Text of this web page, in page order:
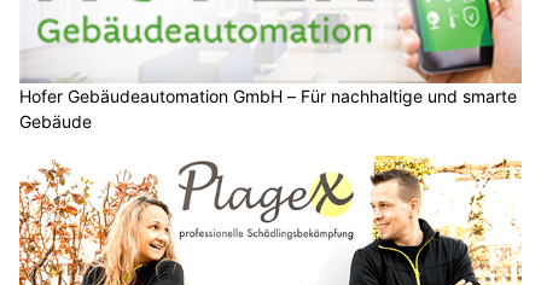
Hofer Gebäudeautomation GmbH – Für nachhaltige und smarte
Gebäude